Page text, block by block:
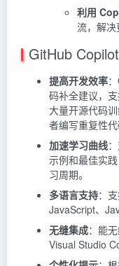
利用
流，解决
GitHub
提高开发效率
码补全建议，
大量开源代码
者编写重复性代
加速学习曲线
示例和最佳实
习周期。
多语言支持：
JavaScript、
无缝集成：能
Visual Studio